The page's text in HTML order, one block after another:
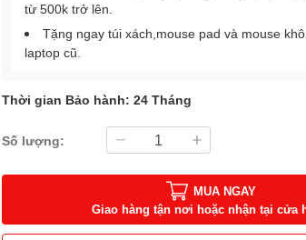
từ 500k trở lên.
Tặng ngay túi xách,mouse pad và mouse
laptop cũ.
Thời gian Bảo hành: 24 Tháng
Số lượng:
MUA NGAY
Giao hàng tận nơi hoặc nhận tại cửa